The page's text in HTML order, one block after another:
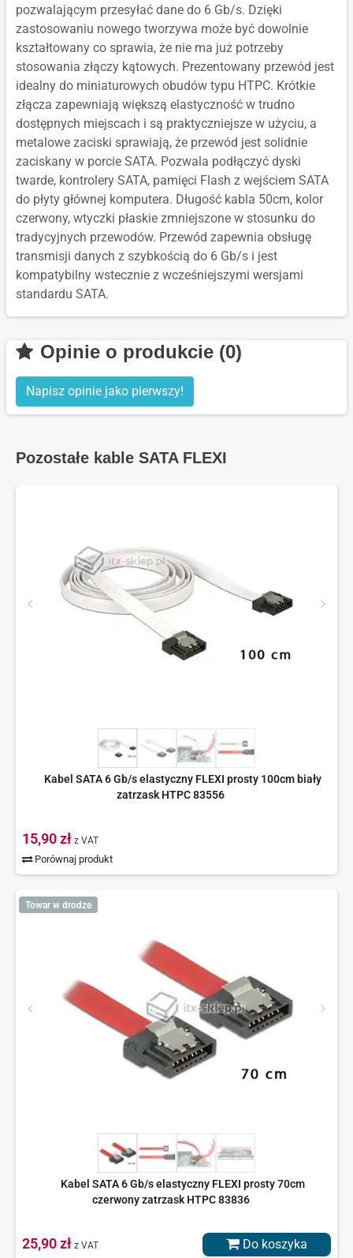
pozwalającym przesyłać dane do 6 Gb/s. Dzięki
zastosowaniu nowego tworzywa może być dowolnie
kształtowany co sprawia, że nie ma już potrzeby
stosowania złączy kątowych. Prezentowany przewód jest
idealny do miniaturowych obudów typu HTPC. Krótkie
złącza zapewniają większą elastyczność w trudno
dostępnych miejscach i są praktyczniejsze w użyciu, a
metalowe zaciski sprawiają, że przewód jest solidnie
zaciskany w porcie SATA. Pozwala podłączyć dyski
twarde, kontrolery SATA, pamięci Flash z wejściem SATA
do płyty głównej komputera. Długość kabla 50cm, kolor
czerwony, wtyczki płaskie zmniejszone w stosunku do
tradycyjnych przewodów. Przewód zapewnia obsługę
transmisji danych z szybkością do 6 Gb/s i jest
kompatybilny wstecznie z wcześniejszymi wersjami
standardu SATA.
Opinie o produkcie (0)
Napisz opinie jako pierwszy!
Pozostałe kable SATA FLEXI
Kabel SATA 6 Gb/s elastyczny FLEXI prosty 100cm biały
zatrzask HTPC 83556
15,90 zł z VAT
Porównaj produkt
Towar w drodze
Kabel SATA 6 Gb/s elastyczny FLEXI prosty 70cm
czerwony zatrzask HTPC 83836
25,90 zł z VAT Do koszyka